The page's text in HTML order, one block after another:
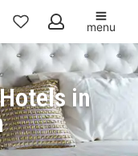
Meine
Favoriten
menu
in